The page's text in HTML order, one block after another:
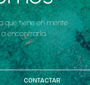
que tiene en mente
encontrarla.
CONTACTAR